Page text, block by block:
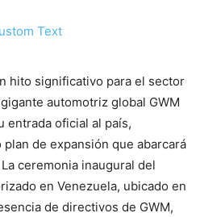
hito significativo para el sector
automotriz global GWM
entrada oficial al país,
de expansión que abarcará
ceremonia inaugural del
en Venezuela, ubicado en
de directivos de GWM,